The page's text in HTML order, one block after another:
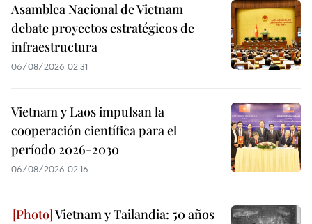
Asamblea Nacional de Vietnam
debate proyectos estratégicos de
infraestructura
06/08/2026 02:31
Vietnam y Laos impulsan la
cooperación científica para el
período 2026-2030
06/08/2026 02:16
Vietnam y Tailandia: 50 años